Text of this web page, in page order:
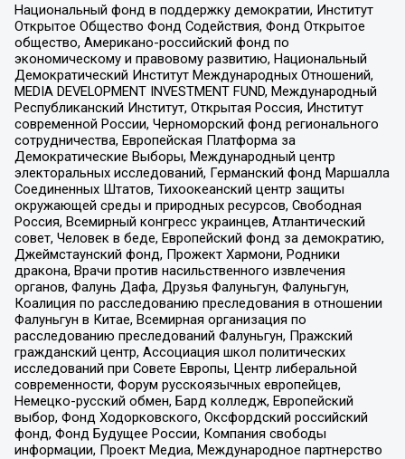
Национальный фонд в поддержку демократии, Институт
Открытое Общество Фонд Содействия, Фонд Открытое
общество, Американо-российский фонд по
экономическому и правовому развитию, Национальный
Демократический Институт Международных Отношений,
MEDIA DEVELOPMENT INVESTMENT FUND, Международный
Республиканский Институт, Открытая Россия, Институт
современной России, Черноморский фонд регионального
сотрудничества, Европейская Платформа за
Демократические Выборы, Международный центр
электоральных исследований, Германский фонд Маршалла
Соединенных Штатов, Тихоокеанский центр защиты
окружающей среды и природных ресурсов, Свободная
Россия, Всемирный конгресс украинцев, Атлантический
совет, Человек в беде, Европейский фонд за демократию,
Джеймстаунский фонд, Прожект Хармони, Родники
дракона, Врачи против насильственного извлечения
органов, Фалунь Дафа, Друзья Фалуньгун, Фалуньгун,
Коалиция по расследованию преследования в отношении
Фалуньгун в Китае, Всемирная организация по
расследованию преследований Фалуньгун, Пражский
гражданский центр, Ассоциация школ политических
исследований при Совете Европы, Центр либеральной
современности, Форум русскоязычных европейцев,
Немецко-русский обмен, Бард колледж, Европейский
выбор, Фонд Ходорковского, Оксфордский российский
фонд, Фонд Будущее России, Компания свободы
информации, Проект Медиа, Международное партнерство